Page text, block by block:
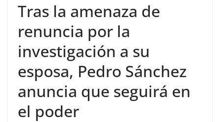
Tras la amenaza de
renuncia por la
investigación a su
esposa, Pedro Sánchez
anuncia que seguirá en
el poder